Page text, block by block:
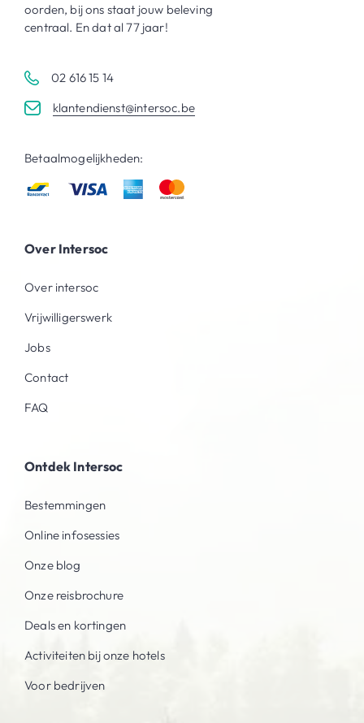
oorden, bij ons staat jouw beleving
centraal. En dat al 77 jaar!
02 616 15 14
klantendienst@intersoc.be
Betaalmogelijkheden:
Over Intersoc
Over intersoc
Vrijwilligerswerk
Jobs
Contact
FAQ
Ontdek Intersoc
Bestemmingen
Online infosessies
Onze blog
Onze reisbrochure
Deals en kortingen
Activiteiten bij onze hotels
Voor bedrijven